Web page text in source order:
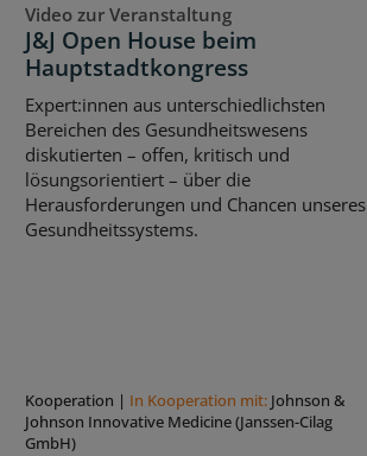
Video zur Veranstaltung
J&J Open House beim
Hauptstadtkongress
Expert:innen aus unterschiedlichsten
Bereichen des Gesundheitswesens
diskutierten – offen, kritisch und
lösungsorientiert – über die
Herausforderungen und Chancen unseres
Gesundheitssystems.
Kooperation | In Kooperation mit: Johnson &
Johnson Innovative Medicine (Janssen-Cilag
GmbH)